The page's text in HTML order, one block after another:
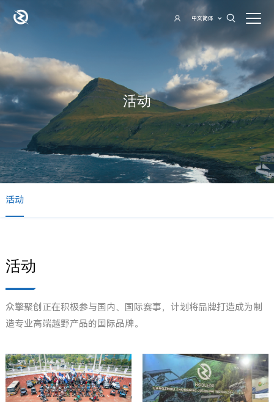
中文简体
活动
活动
活动
众擎聚创正在积极参与国内、国际赛事，计划将品牌打造成为制
造专业高端越野产品的国际品牌。